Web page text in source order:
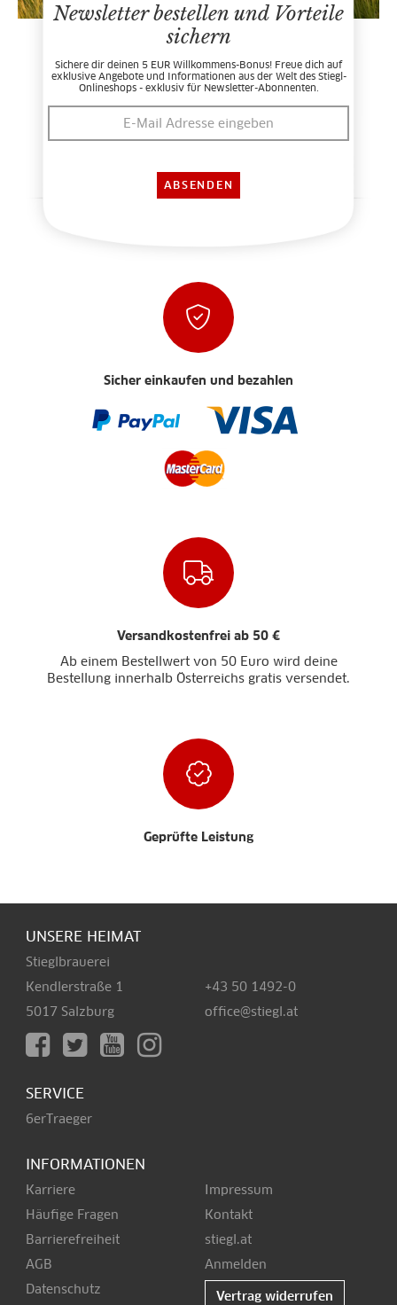
Newsletter bestellen und Vorteile
sichern
Sichere dir deinen 5 EUR Willkommens-Bonus! Freue dich auf
exklusive Angebote und Informationen aus der Welt des Stiegl-
Onlineshops - exklusiv für Newsletter-Abonnenten.
Sicher einkaufen und bezahlen
Versandkostenfrei ab 50 €
Ab einem Bestellwert von 50 Euro wird deine
Bestellung innerhalb Österreichs gratis versendet.
Geprüfte Leistung
UNSERE HEIMAT
Stieglbrauerei
Kendlerstraße 1
5017 Salzburg
+43 50 1492-0
office@stiegl.at
SERVICE
6erTraeger
INFORMATIONEN
Karriere
Häufige Fragen
Barrierefreiheit
AGB
Datenschutz
Impressum
Kontakt
stiegl.at
Anmelden
Vertrag widerrufen